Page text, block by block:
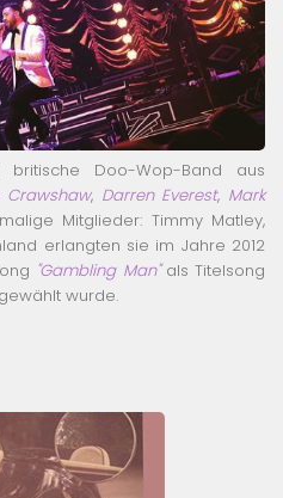
Doo-Wop-Band aus
Crawshaw, Darren Everest, Mark
Mitglieder: Timmy Matley,
erlangten sie im Jahre 2012
"Gambling Man"als Titelsong
wurde.